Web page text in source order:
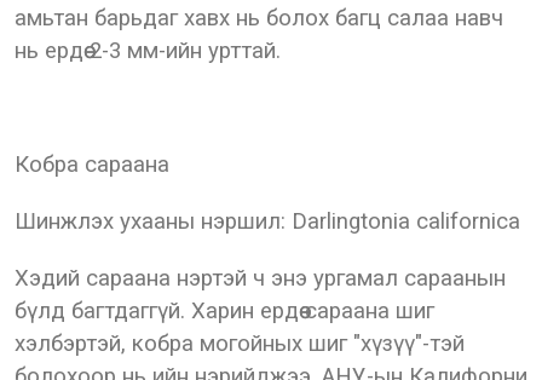
амьтан барьдаг хавх нь болох багц салаа навч
нь ердөө 2-3 мм-ийн урттай.
Кобра сараана
Шинжлэх ухааны нэршил: Darlingtonia californica
Хэдий сараана нэртэй ч энэ ургамал сараанын
бүлд багтдаггүй. Харин ердөө сараана шиг
хэлбэртэй, кобра могойных шиг "хүзүү"-тэй